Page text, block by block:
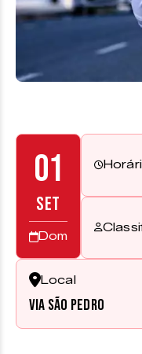
01
SET
Dom
Local
Via São Pedro